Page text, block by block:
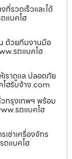
ที่รวดเร็วและได้
แบคโฮ
ด้วยทีมงานมือ
รถแบคโฮ
ราดูแล ปลอดภัย
โฮรับจ้าง.com
กรุงเทพฯ พร้อม
รถแบคโฮ
ช่าเครื่องจักร
ถแบคโฮ